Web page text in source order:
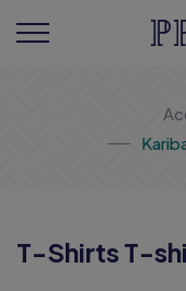
T-Shirts T-